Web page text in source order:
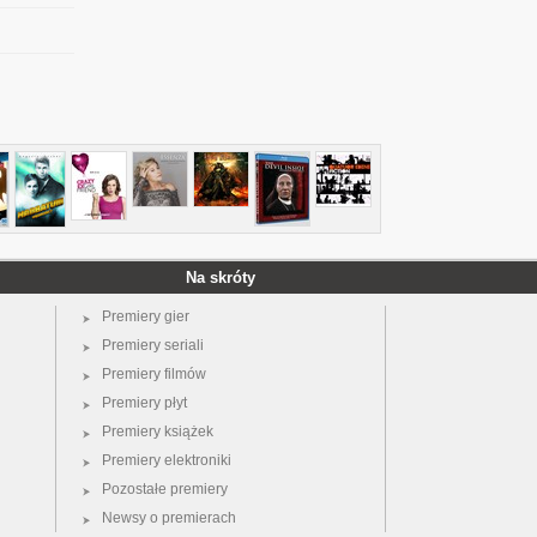
Na skróty
Premiery gier
Premiery seriali
Premiery filmów
Premiery płyt
Premiery książek
Premiery elektroniki
Pozostałe premiery
Newsy o premierach